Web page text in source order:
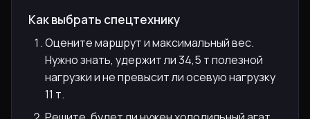
Как выбрать спецтехнику
Оцените маршрут и максимальный вес.
Нужно знать, удержит ли 34,5 т полезной
нагрузки и не превысит ли осевую нагрузку
11 т.